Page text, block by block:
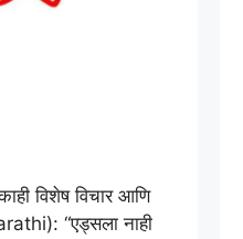
विशेष विचार आणि
“एड्सला नाही